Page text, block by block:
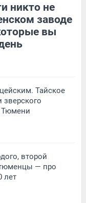
никто не
заводе
вы
Тайское
зверского
Тюмени
второй
тюменцы — про
лет